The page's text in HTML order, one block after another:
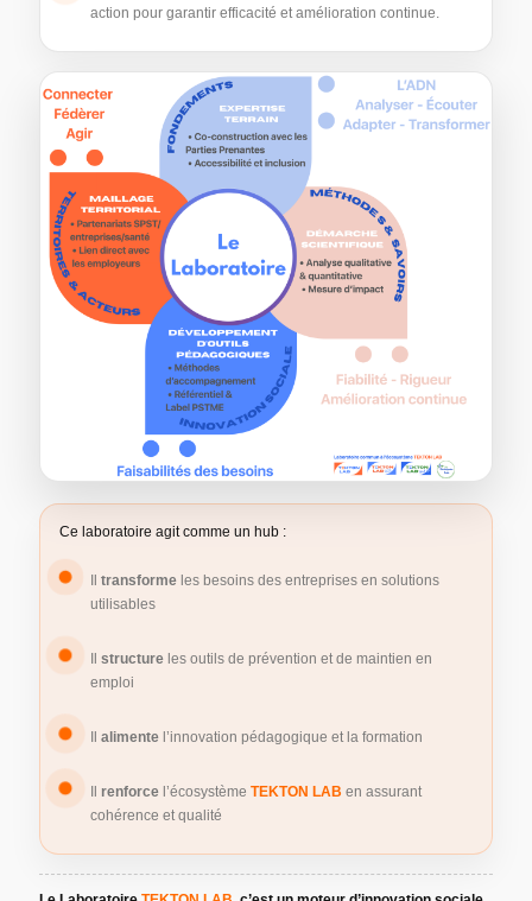
action pour garantir efficacité et amélioration continue.
Ce laboratoire agit comme un hub :
transforme les besoins des entreprises en solutions
utilisables
structure les outils de prévention et de maintien en
emploi
alimente l’innovation pédagogique et la formation
renforce l’écosystème TEKTON LAB en assurant
cohérence et qualité